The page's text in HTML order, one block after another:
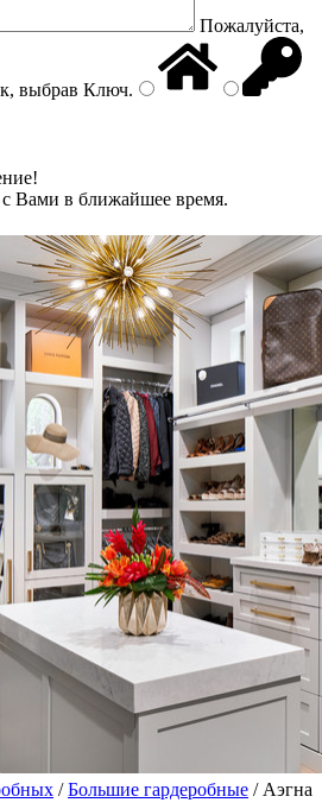
Пожалуйста,
выбрав Ключ.
Вами в ближайшее время.
/Большие гардеробные / Аэгна